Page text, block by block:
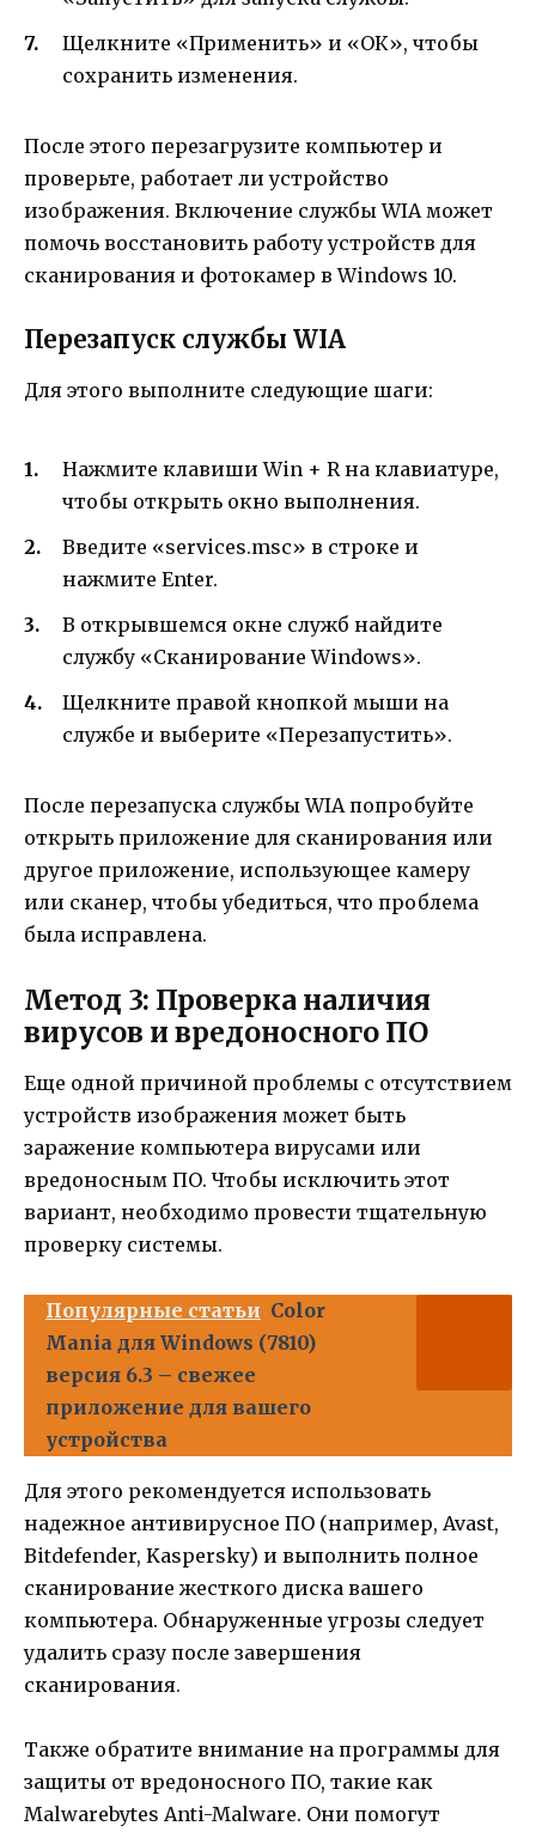
Щелкните «Применить» и «ОК», чтобы
сохранить изменения.
После этого перезагрузите компьютер и
проверьте, работает ли устройство
изображения. Включение службы WIA может
помочь восстановить работу устройств для
сканирования и фотокамер в Windows 10.
Перезапуск службы WIA
Для этого выполните следующие шаги:
Нажмите клавиши Win + R на клавиатуре,
чтобы открыть окно выполнения.
Введите «services.msc» в строке и
нажмите Enter.
В открывшемся окне служб найдите
службу «Сканирование Windows».
Щелкните правой кнопкой мыши на
службе и выберите «Перезапустить».
После перезапуска службы WIA попробуйте
открыть приложение для сканирования или
другое приложение, использующее камеру
или сканер, чтобы убедиться, что проблема
была исправлена.
Метод 3: Проверка наличия
вирусов и вредоносного ПО
Еще одной причиной проблемы с отсутствием
устройств изображения может быть
заражение компьютера вирусами или
вредоносным ПО. Чтобы исключить этот
вариант, необходимо провести тщательную
проверку системы.
Популярные статьи Color
Mania для Windows (7810)
версия 6.3 – свежее
приложение для вашего
устройства
Для этого рекомендуется использовать
надежное антивирусное ПО (например, Avast,
Bitdefender, Kaspersky) и выполнить полное
сканирование жесткого диска вашего
компьютера. Обнаруженные угрозы следует
удалить сразу после завершения
сканирования.
Также обратите внимание на программы для
защиты от вредоносного ПО, такие как
Malwarebytes Anti-Malware. Они помогут